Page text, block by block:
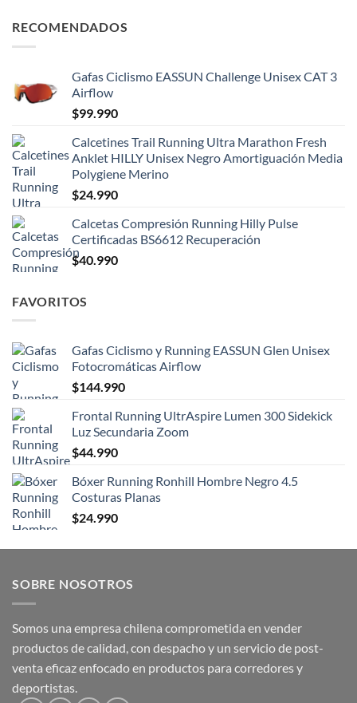
RECOMENDADOS
Gafas Ciclismo EASSUN Challenge Unisex CAT 3
Airflow
$99.990
Calcetines Trail Running Ultra Marathon Fresh
Anklet HILLY Unisex Negro Amortiguación Media
Polygiene Merino
$24.990
Calcetas Compresión Running Hilly Pulse
Certificadas BS6612 Recuperación
$40.990
FAVORITOS
Gafas Ciclismo y Running EASSUN Glen Unisex
Fotocromáticas Airflow
$144.990
Frontal Running UltrAspire Lumen 300 Sidekick
Luz Secundaria Zoom
$44.990
Bóxer Running Ronhill Hombre Negro 4.5
Costuras Planas
$24.990
SOBRE NOSOTROS
Somos una empresa chilena comprometida en vender
productos de calidad, con despacho y un servicio de post-
venta eficaz enfocado en productos para corredores y
deportistas.